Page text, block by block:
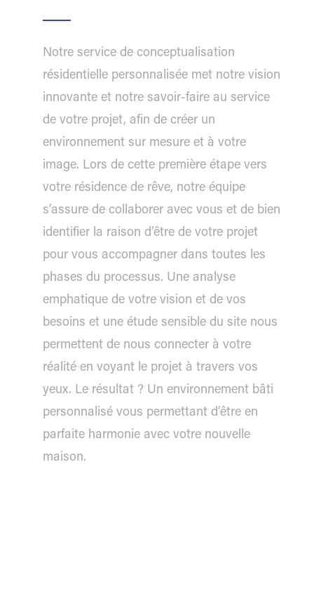
Notre service de conceptualisation
résidentielle personnalisée met notre vision
innovante et notre savoir-faire au service
de votre projet, afin de créer un
environnement sur mesure et à votre
image. Lors de cette première étape vers
votre résidence de rêve, notre équipe
s’assure de collaborer avec vous et de bien
identifier la raison d’être de votre projet
pour vous accompagner dans toutes les
phases du processus. Une analyse
emphatique de votre vision et de vos
besoins et une étude sensible du site nous
permettent de nous connecter à votre
réalité en voyant le projet à travers vos
yeux. Le résultat ? Un environnement bâti
personnalisé vous permettant d’être en
parfaite harmonie avec votre nouvelle
maison.